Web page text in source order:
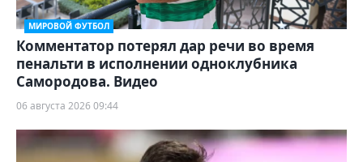
МИРОВОЙ ФУТБОЛ
Комментатор потерял дар речи во время
пенальти в исполнении одноклубника
Самородова. Видео
06 августа 2026 09:44